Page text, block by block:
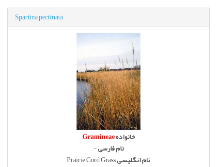
Spartina pectinata
خانوادهGramineae
نام فارسی-
نام انگلیسیPrairie Cord Grass